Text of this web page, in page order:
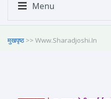
Menu
मुखपृष्ठ >> Www.sharadjoshi.in